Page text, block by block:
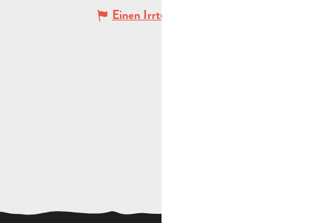
Einen Irrtum angeben